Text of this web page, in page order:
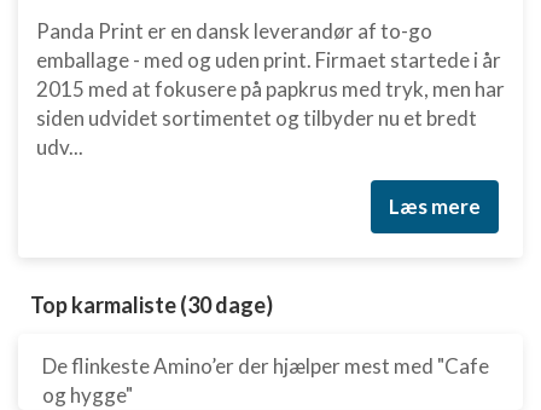
Panda Print er en dansk leverandør af to-go
emballage - med og uden print. Firmaet startede i år
2015 med at fokusere på papkrus med tryk, men har
siden udvidet sortimentet og tilbyder nu et bredt
udv...
Læs mere
Top karmaliste (30 dage)
De flinkeste Amino’er der hjælper mest med "Cafe
og hygge"